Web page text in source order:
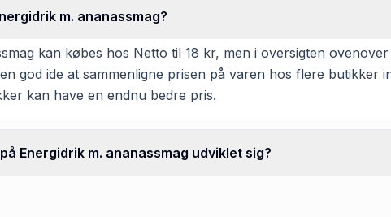
m. ananassmag?
kan købes hos Netto til 18 kr, men i oversigten
god ide at sammenligne prisen på varen hos flere
kan have en endnu bedre pris.
Energidrik m. ananassmag udviklet sig?